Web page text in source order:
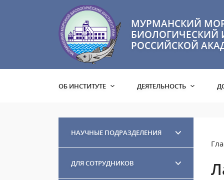
МУРМАНСКИЙ
БИОЛОГИЧЕСКИЙ
РОССИЙСКОЙ
ОБ ИНСТИТУТЕ ДЕЯТЕЛЬНОСТЬ
НАУЧНЫЕ ПОДРАЗДЕЛЕНИЯ
ДЛЯ СОТРУДНИКОВ